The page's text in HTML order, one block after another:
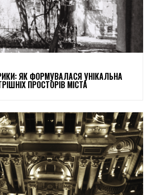
ЯК ФОРМУВАЛАСЯ УНІКАЛЬНА
ПРОСТОРІВ МІСТА